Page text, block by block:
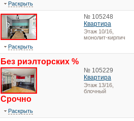
Раскрыть
№ 105248
Квартира
Этаж 10/16,
монолит-кирпич
Раскрыть
Без риэлторских %
Срочно
№ 105229
Квартира
Этаж 13/16,
блочный
Раскрыть